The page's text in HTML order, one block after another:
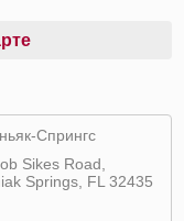
Спрингс
Sikes Road,
Springs, FL 32435